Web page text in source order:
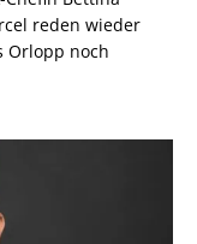
reden wieder
Orlopp noch